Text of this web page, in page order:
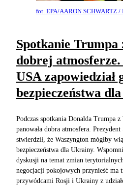
Spotkanie Trumpa
dobrej
USA zapowiedział
bezpieczeństwa
Podczas spotkania Donalda Trumpa z
panowała dobra atmosfera.
stwierdził, że Waszyngton mógłby
bezpieczeństwa dla Ukrainy.
dyskusji na temat zmian
negocjacji pokojowych przynieść ma
przywódcami Rosji i Ukrainy z